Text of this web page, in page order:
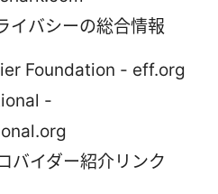
イバシーの総合情報
Foundation - eff.org
-
バイダー紹介リンク